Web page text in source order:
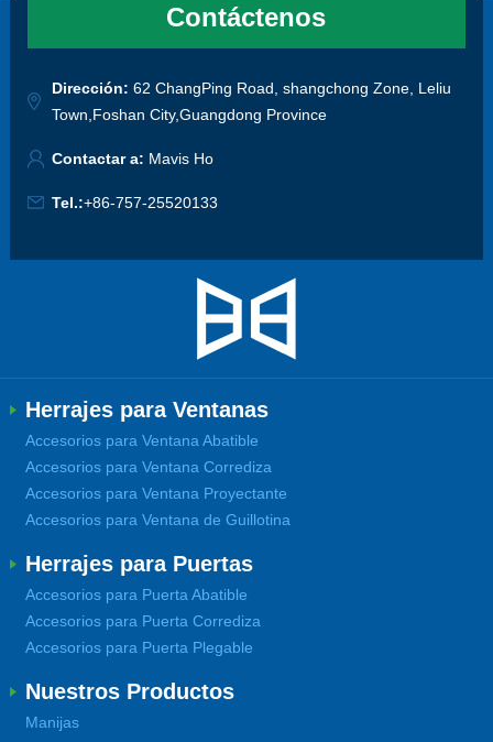
Contáctenos
Dirección: 62 ChangPing Road, shangchong Zone, Leliu
Town,Foshan City,Guangdong Province
Contactar a: Mavis Ho
Tel.:+86-757-25520133
Herrajes para Ventanas
Accesorios para Ventana Abatible
Accesorios para Ventana Corrediza
Accesorios para Ventana Proyectante
Accesorios para Ventana de Guillotina
Herrajes para Puertas
Accesorios para Puerta Abatible
Accesorios para Puerta Corrediza
Accesorios para Puerta Plegable
Nuestros Productos
Manijas